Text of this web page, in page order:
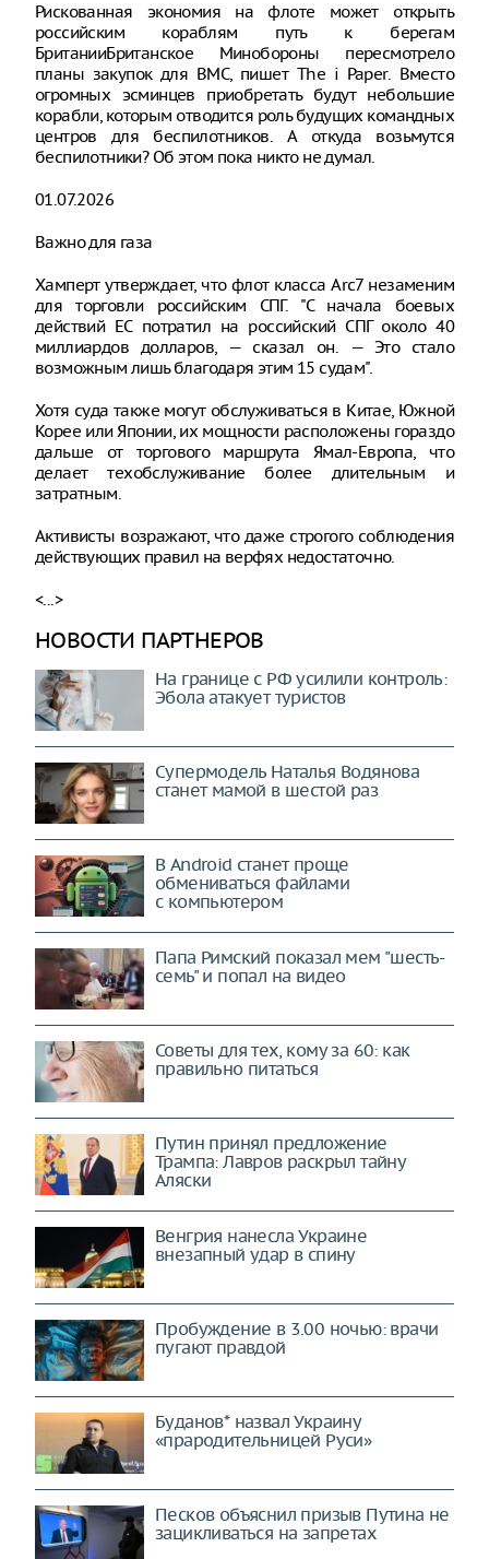
Рискованная экономия на флоте может открыть
российским кораблям путь к берегам
БританииБританское Минобороны пересмотрело
планы закупок для ВМС, пишет The i Paper. Вместо
огромных эсминцев приобретать будут небольшие
корабли, которым отводится роль будущих командных
центров для беспилотников. А откуда возьмутся
беспилотники? Об этом пока никто не думал.
01.07.2026
Важно для газа
Хамперт утверждает, что флот класса Arc7 незаменим
для торговли российским СПГ. "С начала боевых
действий ЕС потратил на российский СПГ около 40
миллиардов долларов, — сказал он. — Это стало
возможным лишь благодаря этим 15 судам".
Хотя суда также могут обслуживаться в Китае, Южной
Корее или Японии, их мощности расположены гораздо
дальше от торгового маршрута Ямал-Европа, что
делает техобслуживание более длительным и
затратным.
Активисты возражают, что даже строгого соблюдения
действующих правил на верфях недостаточно.
<...>
НОВОСТИ ПАРТНЕРОВ
На границе с РФ усилили контроль:
Эбола атакует туристов
Супермодель Наталья Водянова
станет мамой в шестой раз
В Android станет проще
обмениваться файлами
с компьютером
Папа Римский показал мем "шесть-
семь" и попал на видео
Советы для тех, кому за 60: как
правильно питаться
Путин принял предложение
Трампа: Лавров раскрыл тайну
Аляски
Венгрия нанесла Украине
внезапный удар в спину
Пробуждение в 3.00 ночью: врачи
пугают правдой
Буданов* назвал Украину
«прародительницей Руси»
Песков объяснил призыв Путина не
зацикливаться на запретах